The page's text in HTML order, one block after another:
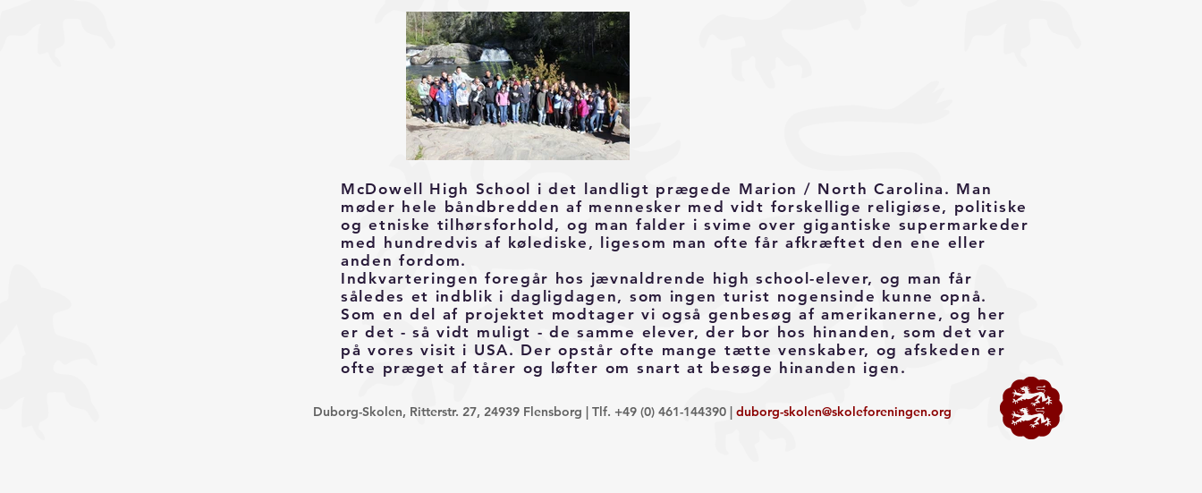
McDowell High School i det landligt prægede Marion / North Carolina. Man
møder hele båndbredden af mennesker med vidt forskellige religiøse, politiske
og etniske tilhørsforhold, og man falder i svime over gigantiske supermarkeder
med hundredvis af kølediske, ligesom man ofte får afkræftet den ene eller
anden fordom.
Indkvarteringen foregår hos jævnaldrende high school-elever, og man får
således et indblik i dagligdagen, som ingen turist nogensinde kunne opnå.
Som en del af projektet modtager vi også genbesøg af amerikanerne, og her
er det - så vidt muligt - de samme elever, der bor hos hinanden, som det var
på vores visit i USA. Der opstår ofte mange tætte venskaber, og afskeden er
ofte præget af tårer og løfter om snart at besøge hinanden igen.
Duborg-Skolen, Ritterstr. 27, 24939 Flensborg | Tlf. +49 (0) 461-144390 | duborg-skolen@skoleforeningen.org